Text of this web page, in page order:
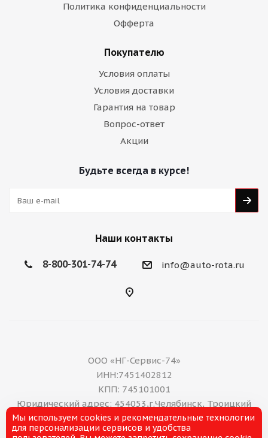
Политика конфиденциальности
Офферта
Покупателю
Условия оплаты
Условия доставки
Гарантия на товар
Вопрос-ответ
Акции
Будьте всегда в курсе!
Наши контакты
8-800-301-74-74 info@auto-rota.ru
ООО «НГ-Сервис-74»
ИНН:7451402812
КПП: 745101001
Юридический адрес: 454053,г.Челябинск, Троицкий
тракт, дом 11 А, нежилое помещение 16
E-mail: office@ng-servis.ru
Мы используем cookies и рекомендательные технологии
для персонализации сервисов и удобства